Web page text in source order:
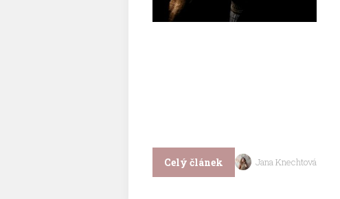
Celý článek Jana Knechtová